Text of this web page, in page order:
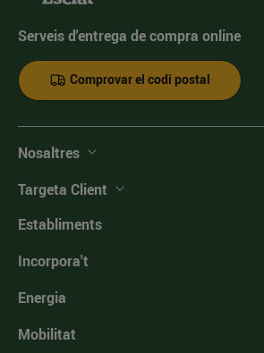
Serveis d'entrega de compra online
Comprovar el codi postal
Nosaltres
Targeta Client
Establiments
Incorpora't
Energia
Mobilitat